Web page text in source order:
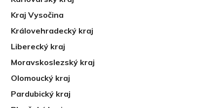
Kraj Vysočina
Královehradecký kraj
Liberecký kraj
Moravskoslezský kraj
Olomoucký kraj
Pardubický kraj